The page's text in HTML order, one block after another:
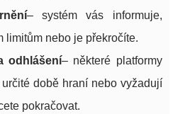
– systém vás informuje,
limitům nebo je překročíte.
odhlášení– některé platformy
době hraní nebo vyžadují
pokračovat.